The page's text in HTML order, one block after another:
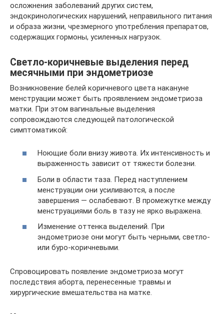
осложнения заболеваний других систем,
эндокринологических нарушений, неправильного питания
и образа жизни, чрезмерного употребления препаратов,
содержащих гормоны, усиленных нагрузок.
Светло-коричневые выделения перед
месячными при эндометриозе
Возникновение белей коричневого цвета накануне
менструации может быть проявлением эндометриоза
матки. При этом вагинальные выделения
сопровождаются следующей патологической
симптоматикой:
Ноющие боли внизу живота. Их интенсивность и
выраженность зависит от тяжести болезни.
Боли в области таза. Перед наступлением
менструации они усиливаются, а после
завершения — ослабевают. В промежутке между
менструациями боль в тазу не ярко выражена.
Изменение оттенка выделений. При
эндометриозе они могут быть черными, светло-
или буро-коричневыми.
Спровоцировать появление эндометриоза могут
последствия аборта, перенесенные травмы и
хирургические вмешательства на матке.